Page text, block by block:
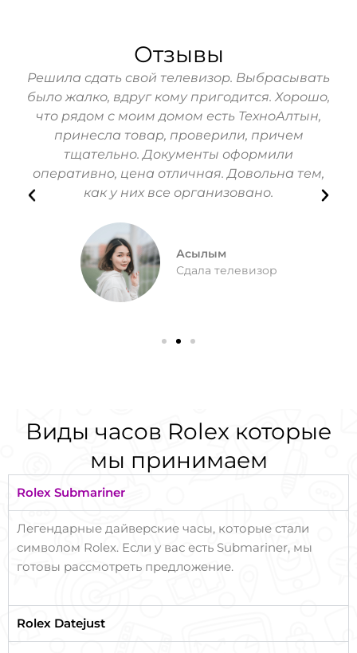
Отзывы
Решила сдать свой телевизор. Выбрасывать
было жалко, вдруг кому пригодится. Хорошо,
что рядом с моим домом есть ТехноАлтын,
принесла товар, проверили, причем
тщательно. Документы оформили
оперативно, цена отличная. Довольна тем,
как у них все организовано.
Асылым
Сдала телевизор
Виды часов Rolex которые
мы принимаем
Rolex Submariner
Легендарные дайверские часы, которые стали
символом Rolex. Если у вас есть Submariner, мы
готовы рассмотреть предложение.
Rolex Datejust